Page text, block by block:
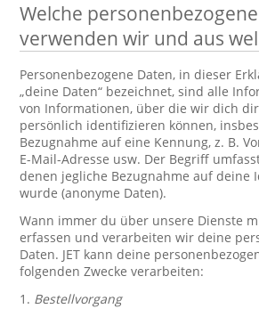
Welche
verwenden wir und aus
Personenbezogene Daten, in dieser
„deine Daten“ bezeichnet, sind alle
von Informationen, über die wir dich
persönlich identifizieren können,
Bezugnahme auf eine Kennung, z. B.
E-Mail-Adresse usw. Der Begriff
denen jegliche Bezugnahme auf deine
wurde (anonyme Daten).
Wann immer du über unsere Dienste
erfassen und verarbeiten wir deine
Daten. JET kann deine
folgenden Zwecke verarbeiten:
1. Bestellvorgang